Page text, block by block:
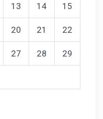
13 14 15
20 21 22
27 28 29